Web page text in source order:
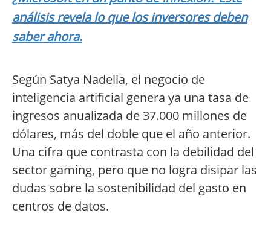
análisis revela lo que los inversores deben
saber ahora.
Según Satya Nadella, el negocio de
inteligencia artificial genera ya una tasa de
ingresos anualizada de 37.000 millones de
dólares, más del doble que el año anterior.
Una cifra que contrasta con la debilidad del
sector gaming, pero que no logra disipar las
dudas sobre la sostenibilidad del gasto en
centros de datos.